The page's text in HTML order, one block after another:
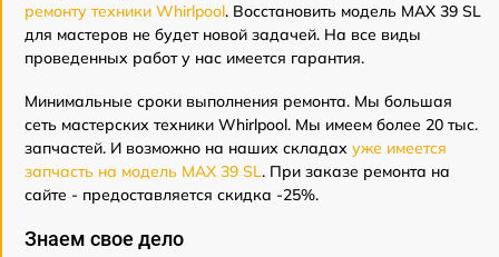
ремонту техники Whirlpool. Восстановить модель MAX 39 SL
для мастеров не будет новой задачей. На все виды
проведенных работ у нас имеется гарантия.
Минимальные сроки выполнения ремонта. Мы большая
сеть мастерских техники Whirlpool. Мы имеем более 20 тыс.
запчастей. И возможно на наших складах уже имеется
запчасть на модель MAX 39 SL. При заказе ремонта на
сайте - предоставляется скидка -25%.
Знаем свое дело